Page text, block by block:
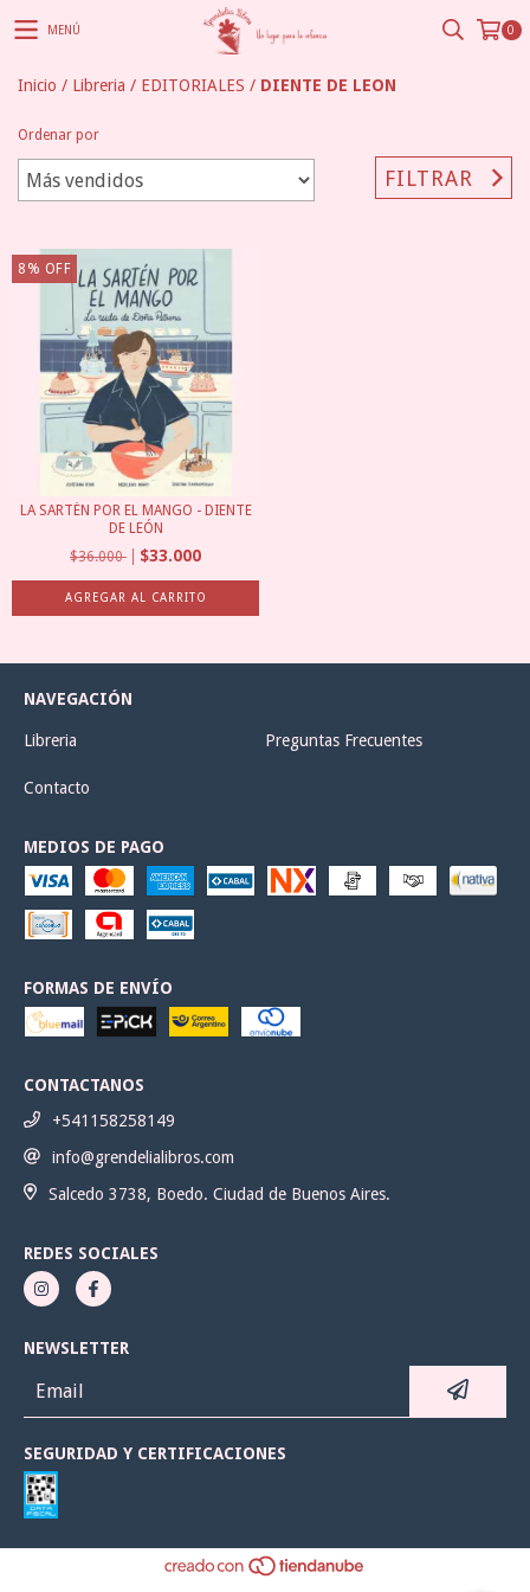
MENÚ 0
Inicio / Libreria / EDITORIALES / DIENTE DE LEON
Ordenar por
FILTRAR
8 % OFF
LA SARTÉN POR EL MANGO - DIENTE
DE LEÓN
$36.000
$33.000
NAVEGACIÓN
Libreria Preguntas Frecuentes
Contacto
MEDIOS DE PAGO
FORMAS DE ENVÍO
CONTACTANOS
+541158258149
info@grendelialibros.com
Salcedo 3738, Boedo. Ciudad de Buenos Aires.
REDES SOCIALES
NEWSLETTER
SEGURIDAD Y CERTIFICACIONES